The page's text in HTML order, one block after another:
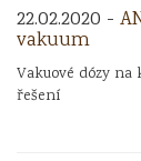
22.02.2020 -
vakuum
Vakuové dózy na
řešení